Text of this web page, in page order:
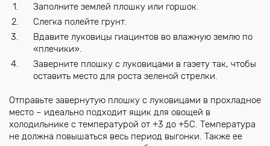
Заполните землей плошку или горшок.
Слегка полейте грунт.
Вдавите луковицы гиацинтов во влажную землю по
«плечики».
Заверните плошку с луковицами в газету так, чтобы
оставить место для роста зеленой стрелки.
Отправьте завернутую плошку с луковицами в прохладное
место – идеально подходит ящик для овощей в
холодильнике с температурой от +3 до +5С. Температура
не должна повышаться весь период выгонки. Также ее